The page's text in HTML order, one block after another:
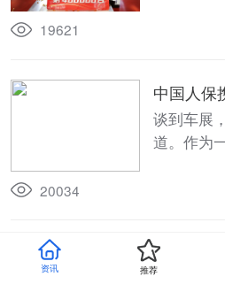
起势，是
19621
中国人保
嘉年华
谈到车展
道。作为
市场活力
售服务有
华”活动
20034
中国人保
团购会
提到买车
资讯 推荐